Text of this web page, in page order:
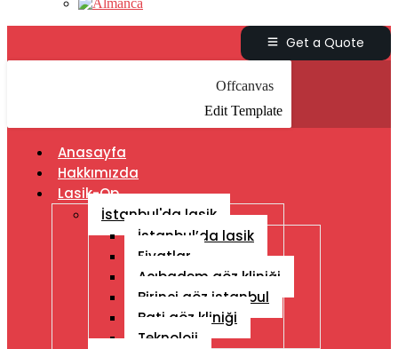
Get a Quote
Offcanvas
Edit Template
Anasayfa
Hakkımızda
Lasik-Op
İstanbul'da lasik
İstanbul’da lasik
Fiyatlar
Acıbadem göz kliniği
Birinci göz istanbul
Bati göz kliniği
Teknoloji